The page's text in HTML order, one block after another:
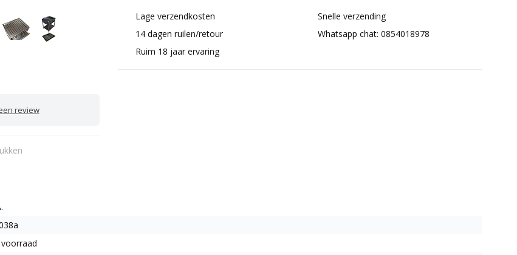
review
Lage verzendkosten
Snelle verzending
14 dagen ruilen/retour
Whatsapp chat: 0854018978
Ruim 18 jaar ervaring